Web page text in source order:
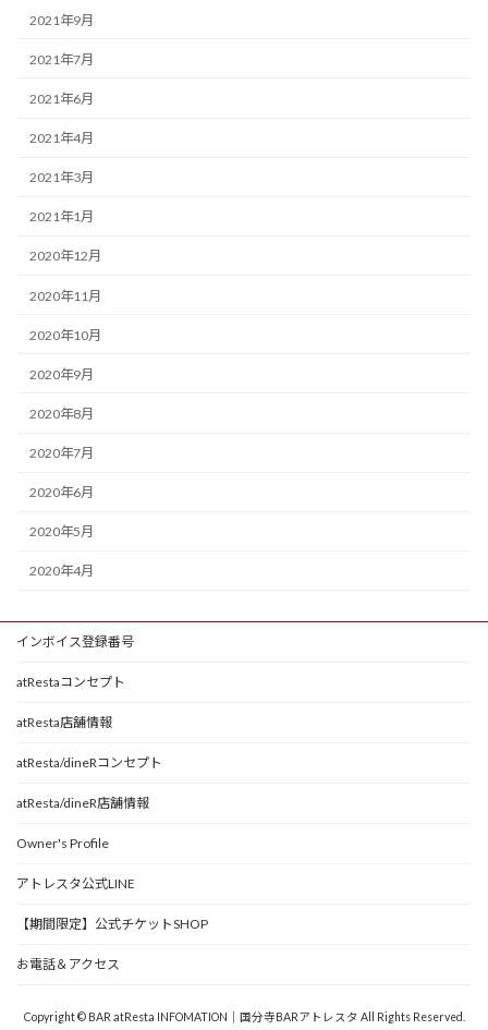
2021年9月
2021年7月
2021年6月
2021年4月
2021年3月
2021年1月
2020年12月
2020年11月
2020年10月
2020年9月
2020年8月
2020年7月
2020年6月
2020年5月
2020年4月
インボイス登録番号
atRestaコンセプト
atResta店舗情報
atResta/dineRコンセプト
atResta/dineR店舗情報
Owner's Profile
アトレスタ公式LINE
【期間限定】公式チケットSHOP
お電話＆アクセス
Copyright © BAR atResta INFOMATION｜国分寺BARアトレスタ All Rights Reserved.